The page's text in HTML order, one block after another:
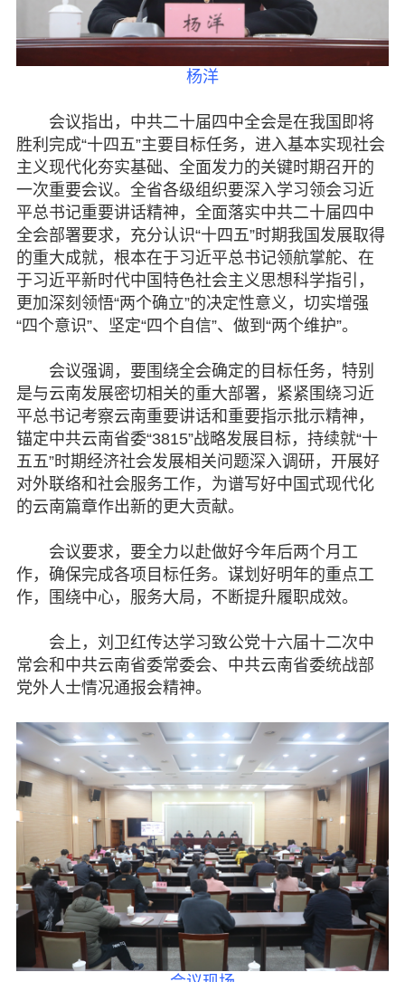
图片欣赏
视频中心
联系我们
媒体报道
脱贫攻坚
侨海动态
七彩云南
杨洋
会议指出，中共二十届四中全会是在我国即将
胜利完成“十四五”主要目标任务，进入基本实现社会
主义现代化夯实基础、全面发力的关键时期召开的
一次重要会议。全省各级组织要深入学习领会习近
平总书记重要讲话精神，全面落实中共二十届四中
全会部署要求，充分认识“十四五”时期我国发展取得
的重大成就，根本在于习近平总书记领航掌舵、在
于习近平新时代中国特色社会主义思想科学指引，
更加深刻领悟“两个确立”的决定性意义，切实增强
“四个意识”、坚定“四个自信”、做到“两个维护”。
会议强调，要围绕全会确定的目标任务，特别
是与云南发展密切相关的重大部署，紧紧围绕习近
平总书记考察云南重要讲话和重要指示批示精神，
锚定中共云南省委“3815”战略发展目标，持续就“十
五五”时期经济社会发展相关问题深入调研，开展好
对外联络和社会服务工作，为谱写好中国式现代化
的云南篇章作出新的更大贡献。
会议要求，要全力以赴做好今年后两个月工
作，确保完成各项目标任务。谋划好明年的重点工
作，围绕中心，服务大局，不断提升履职成效。
会上，刘卫红传达学习致公党十六届十二次中
常会和中共云南省委常委会、中共云南省委统战部
党外人士情况通报会精神。